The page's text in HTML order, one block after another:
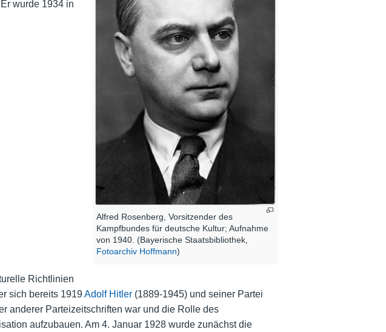
Alfred Rosenberg, Vorsitzender des
Kampfbundes für deutsche Kultur; Aufnahme
von 1940. (Bayerische Staatsbibliothek,
Fotoarchiv Hoffmann)
wurde 1934 in
Richtlinien
sich bereits 1919Adolf Hitler(1889-1945) und seiner Partei
anderer Parteizeitschriften war und die Rolle des
aufzubauen. Am 4. Januar 1928 wurde zunächst die